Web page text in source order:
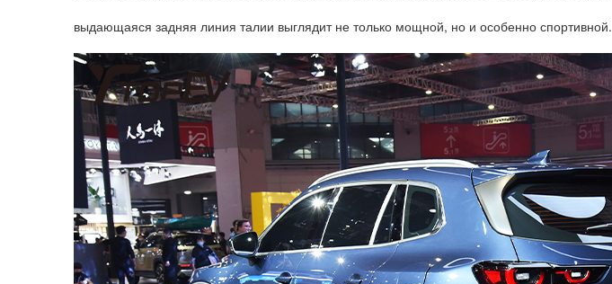
выдающаяся задняя линия талии выглядит не только мощной, но и особенно спортивной.